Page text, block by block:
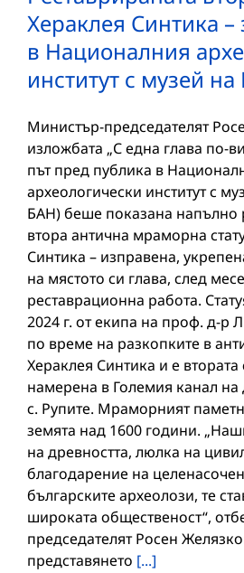
Хераклея Синтика
в Националния
институт с музей
Министър-председателят
изложбата „С една глава по-
път пред публика в
археологически институт с
БАН) беше показана напълно
втора антична мраморна
Синтика – изправена,
на мястото си глава, след
реставрационна работа.
2024 г. от екипа на проф. д-р
по време на разкопките в
Хераклея Синтика и е
намерена в Големия канал
с. Рупите. Мраморният
земята над 1600 години.
на древността, люлка на
благодарение на
българските археолози, те
широката общественост“,
председателят Росен
представянето [...]